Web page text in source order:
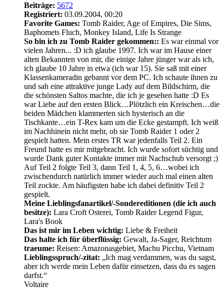
Beiträge: 5672
Registriert: 03.09.2004, 00:20
Favorite Games: Tomb Raider, Age of Empires, Die Sims,
Baphomets Fluch, Monkey Island, Life Is Strange
So bin ich zu Tomb Raider gekommen:: Es war einmal vor
vielen Jahren... :D ich glaube 1997. Ich war im Hause einer
alten Bekannten von mir, die einige Jahre jünger war als ich,
ich glaube 10 Jahre in etwa (ich war 15). Sie saß mit einer
Klassenkameradin gebannt vor dem PC. Ich schaute ihnen zu
und sah eine attraktive junge Lady auf dem Bildschirm, die
die schönsten Saltos machte, die ich je gesehen hatte :D Es
war Liebe auf den ersten Blick…Plötzlich ein Kreischen…die
beiden Mädchen klammerten sich hysterisch an die
Tischkante…ein T-Rex kam um die Ecke gestampft. Ich weiß
im Nachhinein nicht mehr, ob sie Tomb Raider 1 oder 2
gespielt hatten. Mein erstes TR war jedenfalls Teil 2. Ein
Freund hatte es mir mitgebracht. Ich wurde sofort süchtig und
wurde Dank guter Kontakte immer mit Nachschub versorgt ;)
Auf Teil 2 folgte Teil 3, dann Teil 1, 4, 5, 6…wobei ich
zwischendurch natürlich immer wieder auch mal einen alten
Teil zockte. Am häufigsten habe ich dabei definitiv Teil 2
gespielt.
Meine Lieblingsfanartikel/-Sondereditionen (die ich auch
besitze): Lara Croft Osterei, Tomb Raider Legend Figur,
Lara's Book
Das ist mir im Leben wichtig: Liebe & Freiheit
Das halte ich für überflüssig: Gewalt, Ja-Sager, Reichtum
traeume: Reisen: Amazonasgebiet, Machu Picchu, Vietnam
Lieblingsspruch/-zitat: „Ich mag verdammen, was du sagst,
aber ich werde mein Leben dafür einsetzen, dass du es sagen
darfst.“
Voltaire